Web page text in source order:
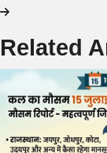
Related